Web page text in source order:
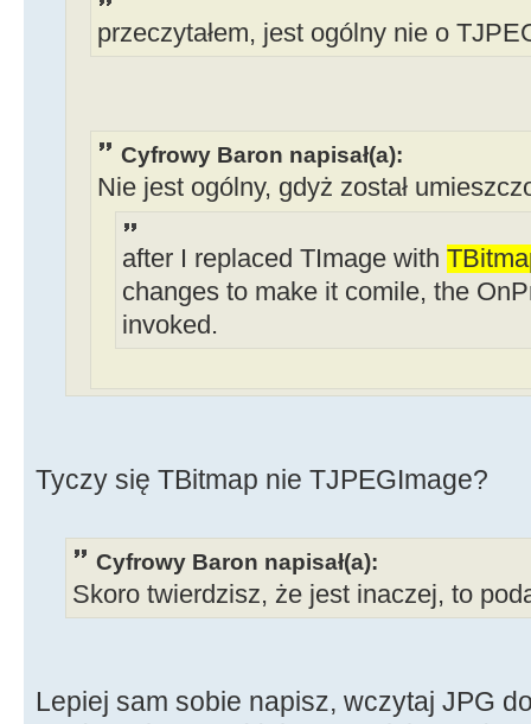
przeczytałem, jest ogólny nie o
Cyfrowy Baron napisał(a):
Nie jest ogólny, gdyż został
after I replaced TImage with
changes to make it comile, the
invoked.
Tyczy się TBitmap nie TJPEGImage?
Cyfrowy Baron napisał(a):
Skoro twierdzisz, że jest inaczej, to
Lepiej sam sobie napisz, wczytaj JPG